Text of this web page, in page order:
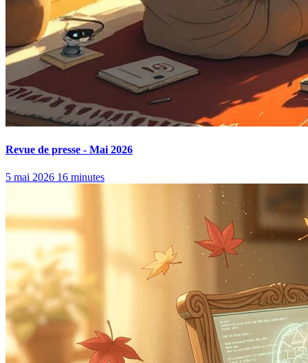
Revue de presse - Mai 2026
5 mai 2026 16 minutes